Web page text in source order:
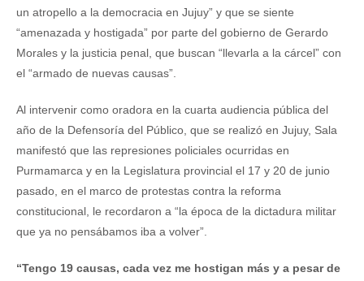
un atropello a la democracia en Jujuy” y que se siente
“amenazada y hostigada” por parte del gobierno de Gerardo
Morales y la justicia penal, que buscan “llevarla a la cárcel” con
el “armado de nuevas causas”.
Al intervenir como oradora en la cuarta audiencia pública del
año de la Defensoría del Público, que se realizó en Jujuy, Sala
manifestó que las represiones policiales ocurridas en
Purmamarca y en la Legislatura provincial el 17 y 20 de junio
pasado, en el marco de protestas contra la reforma
constitucional, le recordaron a “la época de la dictadura militar
que ya no pensábamos iba a volver”.
“Tengo 19 causas, cada vez me hostigan más y a pesar de